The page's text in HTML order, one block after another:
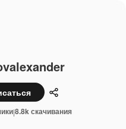
Поделиться
|8.8k скачивания